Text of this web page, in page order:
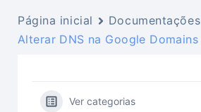
Página inicial Documentações
Alterar DNS na Google Domains
Ver categorias